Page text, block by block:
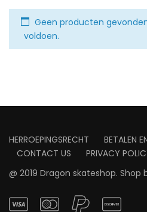
Geen producten
voldoen.
HERROEPINGSRECHT
BETALEN
CONTACT US
PRIVACY
@ 2019 Dragon skateshop. Shop